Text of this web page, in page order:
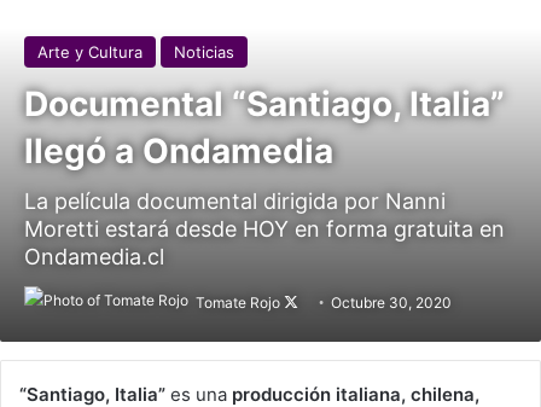
Arte y Cultura Noticias
Documental “Santiago, Italia”
llegó a Ondamedia
La película documental dirigida por Nanni
Moretti estará desde HOY en forma gratuita en
Ondamedia.cl
Tomate Rojo
Follow
X
Octubre 30, 2020
“Santiago, Italia” es una producción italiana, chilena,